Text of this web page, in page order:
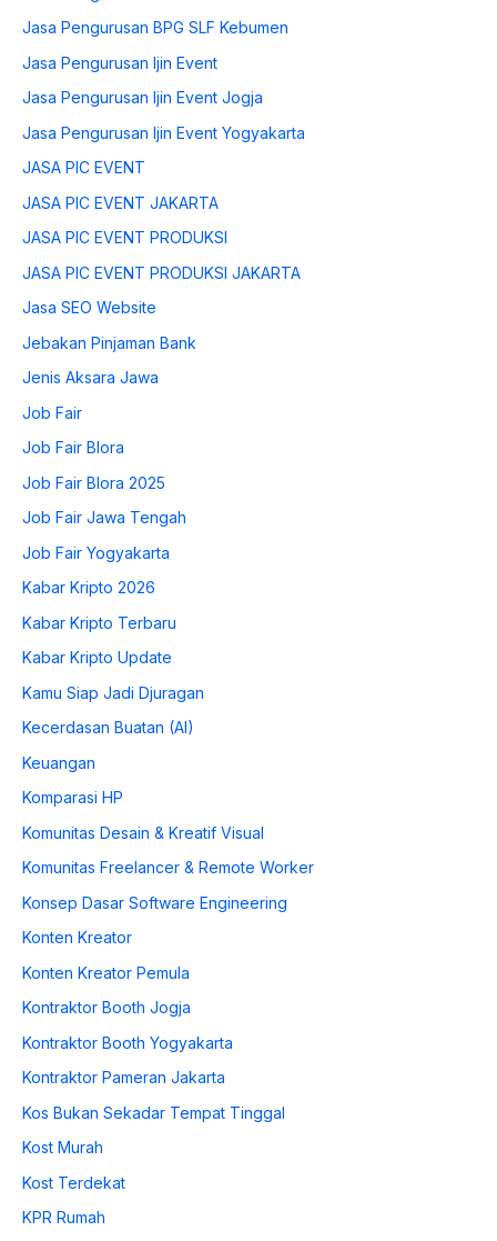
Jasa Pengurusan BPG SLF Kebumen
Jasa Pengurusan Ijin Event
Jasa Pengurusan Ijin Event Jogja
Jasa Pengurusan Ijin Event Yogyakarta
JASA PIC EVENT
JASA PIC EVENT JAKARTA
JASA PIC EVENT PRODUKSI
JASA PIC EVENT PRODUKSI JAKARTA
Jasa SEO Website
Jebakan Pinjaman Bank
Jenis Aksara Jawa
Job Fair
Job Fair Blora
Job Fair Blora 2025
Job Fair Jawa Tengah
Job Fair Yogyakarta
Kabar Kripto 2026
Kabar Kripto Terbaru
Kabar Kripto Update
Kamu Siap Jadi Djuragan
Kecerdasan Buatan (AI)
Keuangan
Komparasi HP
Komunitas Desain & Kreatif Visual
Komunitas Freelancer & Remote Worker
Konsep Dasar Software Engineering
Konten Kreator
Konten Kreator Pemula
Kontraktor Booth Jogja
Kontraktor Booth Yogyakarta
Kontraktor Pameran Jakarta
Kos Bukan Sekadar Tempat Tinggal
Kost Murah
Kost Terdekat
KPR Rumah